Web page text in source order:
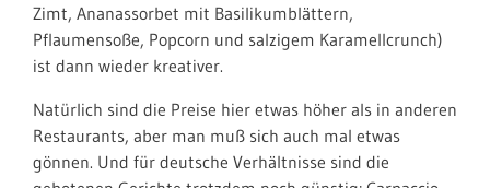
Zimt, Ananassorbet mit Basilikumblättern,
Pflaumensoße, Popcorn und salzigem Karamellcrunch)
ist dann wieder kreativer.
Natürlich sind die Preise hier etwas höher als in anderen
Restaurants, aber man muß sich auch mal etwas
gönnen. Und für deutsche Verhältnisse sind die